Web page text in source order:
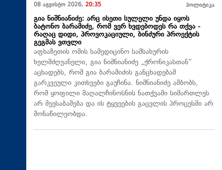
08 აგვისტო 2026, 20:35 პოლიტიკა
გია ნიშნიანიძე: არც ისეთი სულელი უნდა იყოს
ბატონო ბარამიძე, რომ ვერ ხვდებოდეს რა თქვა -
რაღაც დიდი, პროვოკაციული, ბინძური პროექტის
გეგმას ვთვლი
აფხაზეთის ომის სამედიცინო სამსახურის
ხელმძღვანელი, გია ნიშნიანიძე „ქრონიკასთან“
აცხადებს, რომ გია ბარამიძის განცხადებამ
გარკვეული კითხვები გაუჩინა. ნიშნიანიძე ამბობს,
რომ ყოფილი მაღალჩინოსნის ნათქვამი სიმართლეს
არ შეესაბამება და ის ტყვეების გაცვლის პროცესში არ
მონაწილეობდა.